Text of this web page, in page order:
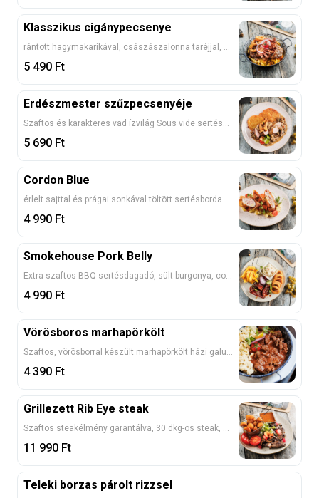
Klasszikus cigánypecsenye
5 490 Ft
Erdészmester szűzpecsenyéje
5 690 Ft
Cordon Blue
4 990 Ft
Smokehouse Pork Belly
4 990 Ft
Vörösboros marhapörkölt
4 390 Ft
Grillezett Rib Eye steak
11 990 Ft
Teleki borzas párolt rizzsel